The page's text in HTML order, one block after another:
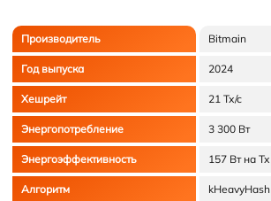
Производитель Bitmain
Год выпуска 2024
Хешрейт 21 Тх/с
Энергопотребление 3 300 Вт
Энергоэффективность 157 Вт на Тх
Алгоритм kHeavyHash